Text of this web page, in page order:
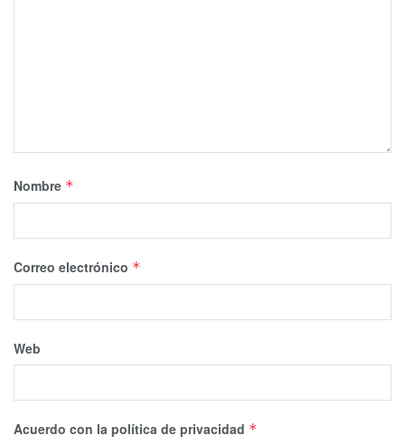
Nombre *
Correo electrónico *
Web
Acuerdo con la política de privacidad *